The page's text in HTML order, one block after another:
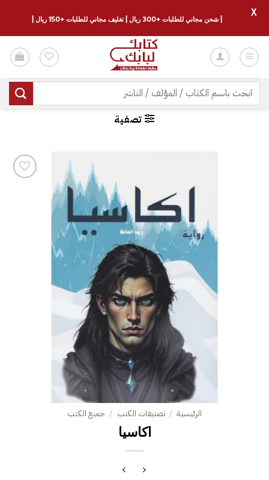
للمحتوى
البحث
عن:
تصفية
الرئيسية / تصنيفات الكتب / جميع الكتب
اكاسيا
| شحن مجاني للطلبات +300 ريال | تغليف مجاني للطلبات +150 ريال |
X